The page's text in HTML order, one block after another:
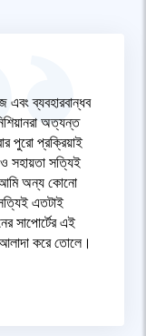
ব্যবহারবান্ধব
অত্যন্ত
পুরো প্রক্রিয়াই
সহায়তা সত্যিই
অন্য কোনো
এতটাই
সাপোর্টের এই
করে তোলে।